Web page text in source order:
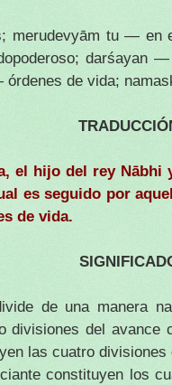
merudevyām tu —
darśayan
de vida;
el hijo del rey
es seguido por
de vida.
de una manera
divisiones del
las cuatro
constituyen los